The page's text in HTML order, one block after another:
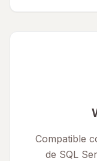
Compatible
de SQL